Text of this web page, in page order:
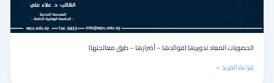
الحصويات المعاد تدويرها (فوائدها – أضرارها – طرق معالجتها)
قراءة المزيد »